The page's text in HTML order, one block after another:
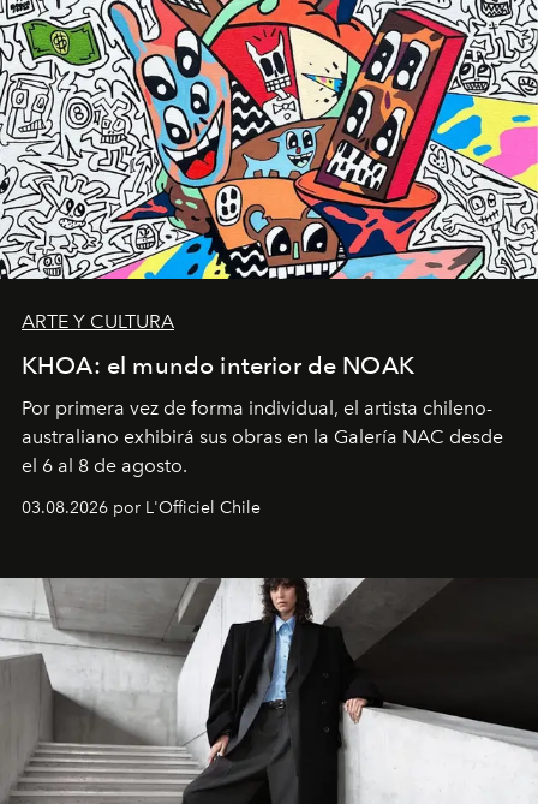
ARTE Y CULTURA
KHOA: el mundo interior de NOAK
Por primera vez de forma individual, el artista chileno-
australiano exhibirá sus obras en la Galería NAC desde
el 6 al 8 de agosto.
03.08.2026 por L'Officiel Chile